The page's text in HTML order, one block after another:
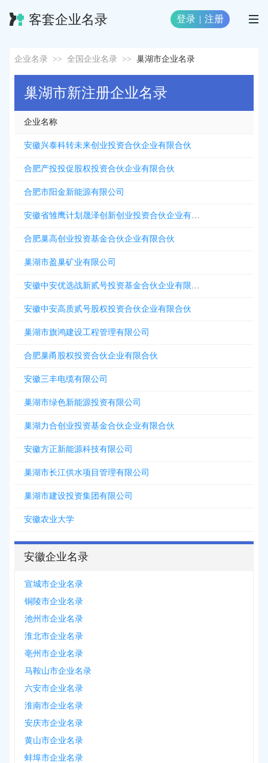
客套企业名录 登录 | 注册
企业名录 >> 全国企业名录 >> 巢湖市企业名录
巢湖市新注册企业名录
企业名称
安徽兴泰科转未来创业投资合伙企业有限合伙
合肥产投投促股权投资合伙企业有限合伙
合肥市阳金新能源有限公司
安徽省雏鹰计划晟泽创新创业投资合伙企业有限合伙
合肥巢高创业投资基金合伙企业有限合伙
巢湖市盈巢矿业有限公司
安徽中安优选战新贰号投资基金合伙企业有限合伙
安徽中安高质贰号股权投资合伙企业有限合伙
巢湖市旗鸿建设工程管理有限公司
合肥巢甬股权投资合伙企业有限合伙
安徽三丰电缆有限公司
巢湖市绿色新能源投资有限公司
巢湖力合创业投资基金合伙企业有限合伙
安徽方正新能源科技有限公司
巢湖市长江供水项目管理有限公司
巢湖市建设投资集团有限公司
安徽农业大学
安徽企业名录
宣城市企业名录
铜陵市企业名录
池州市企业名录
淮北市企业名录
亳州市企业名录
马鞍山市企业名录
六安市企业名录
淮南市企业名录
安庆市企业名录
黄山市企业名录
蚌埠市企业名录